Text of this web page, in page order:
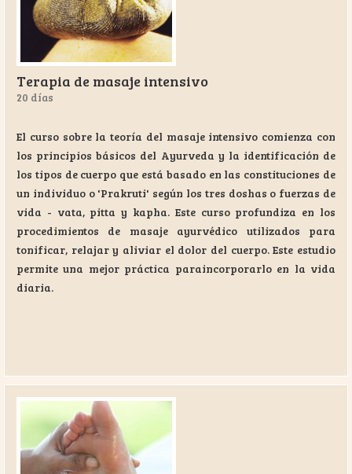
Terapia de masaje intensivo
20 días
El curso sobre la teoría del masaje intensivo comienza con
los principios básicos del Ayurveda y la identificación de
los tipos de cuerpo que está basado en las constituciones de
un individuo o 'Prakruti' según los tres doshas o fuerzas de
vida - vata, pitta y kapha. Este curso profundiza en los
procedimientos de masaje ayurvédico utilizados para
tonificar, relajar y aliviar el dolor del cuerpo. Este estudio
permite una mejor práctica paraincorporarlo en la vida
diaria.